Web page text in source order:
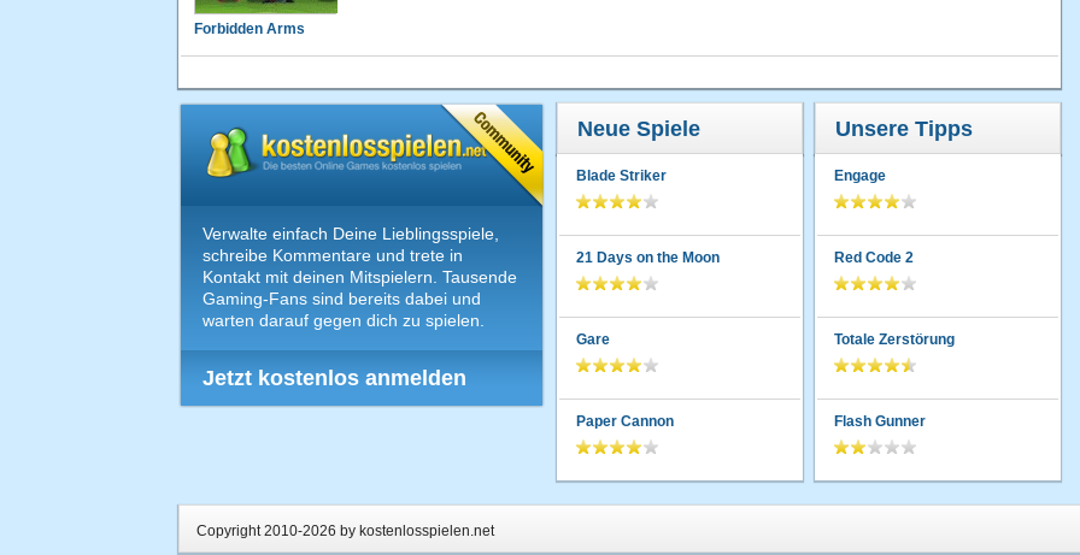
Forbidden Arms
Verwalte einfach Deine Lieblingsspiele,
schreibe Kommentare und trete in
Kontakt mit deinen Mitspielern. Tausende
Gaming-Fans sind bereits dabei und
warten darauf gegen dich zu spielen.
Jetzt kostenlos anmelden
Neue Spiele
Blade Striker
21 Days on the Moon
Gare
Paper Cannon
Unsere Tipps
Engage
Red Code 2
Totale Zerstörung
Flash Gunner
Copyright 2010-2026 by kostenlosspielen.net